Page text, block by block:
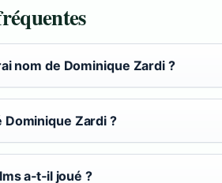
nom de Dominique Zardi ?
Dominique Zardi ?
a‑t‑il joué ?